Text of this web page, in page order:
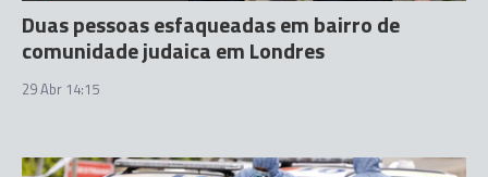
Duas pessoas esfaqueadas em bairro de
comunidade judaica em Londres
29 Abr 14:15